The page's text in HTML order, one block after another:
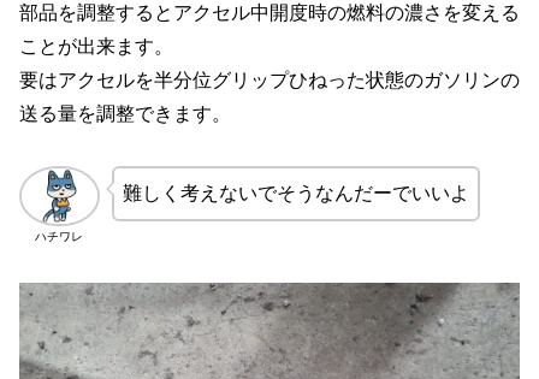
部品を調整するとアクセル中開度時の燃料の濃さを変える
ことが出来ます。
要はアクセルを半分位グリップひねった状態のガソリンの
送る量を調整できます。
ハチワレ
難しく考えないでそうなんだーでいいよ